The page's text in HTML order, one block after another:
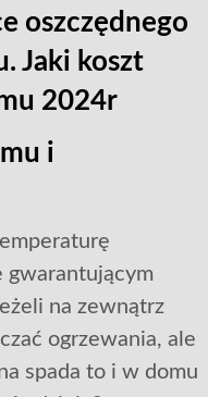
oszczędnego
Jaki koszt
2024r
i
gwarantującym
na zewnątrz
ogrzewania, ale
spada to i w domu